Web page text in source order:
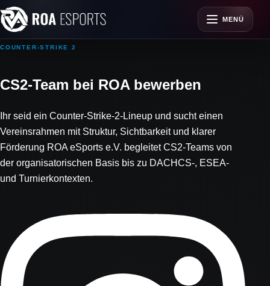
MENÜ
COUNTER-STRIKE 2
CS2-Team bei ROA bewerben
Ihr seid ein Counter-Strike-2-Lineup und sucht einen
Vereinsrahmen mit Struktur, Sichtbarkeit und klarer
Förderung ROA eSports e.V. begleitet CS2-Teams von
der organisatorischen Basis bis zu DACHCS-, ESEA-
und Turnierkontexten.